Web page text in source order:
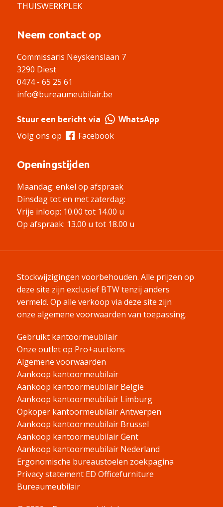
THUISWERKPLEK
Neem contact op
Commissaris Neyskenslaan 7
3290 Diest
0474 - 65 25 61
info@bureaumeubilair.be
Stuur een bericht via
WhatsApp
Volg ons op
Facebook
Openingstijden
Maandag: enkel op afspraak
Dinsdag tot en met zaterdag:
Vrije inloop: 10.00 tot 14.00 u
Op afspraak: 13.00 u tot 18.00 u
Stockwijzigingen voorbehouden. Alle prijzen op
deze site zijn exclusief BTW tenzij anders
vermeld. Op alle verkoop via deze site zijn
onze algemene voorwaarden van toepassing.
Gebruikt kantoormeubilair
Onze outlet op Pro+auctions
Algemene voorwaarden
Aankoop kantoormeubilair
Aankoop kantoormeubilair België
Aankoop kantoormeubilair Limburg
Opkoper kantoormeubilair Antwerpen
Aankoop kantoormeubilair Brussel
Aankoop kantoormeubilair Gent
Aankoop kantoormeubilair Nederland
Ergonomische bureaustoelen zoekpagina
Privacy statement ED Officefurniture
Bureaumeubilair